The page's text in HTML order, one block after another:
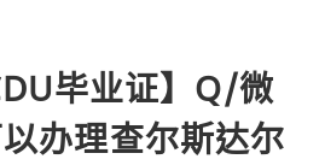
毕业证】Q/微
办理查尔斯达尔